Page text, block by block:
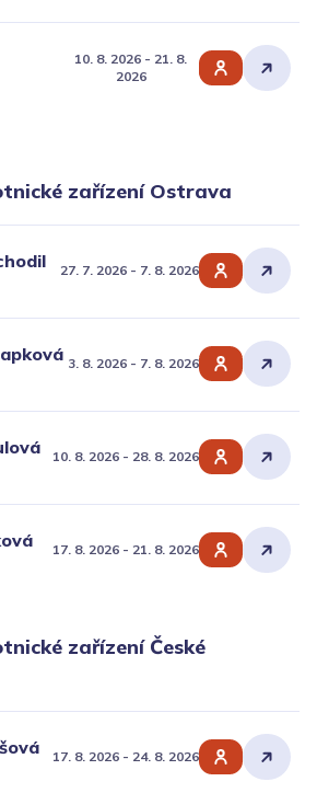
10. 8. 2026 - 21. 8.
2026
zařízení Ostrava
27. 7. 2026 - 7. 8. 2026
3. 8. 2026 - 7. 8. 2026
10. 8. 2026 - 28. 8. 2026
17. 8. 2026 - 21. 8. 2026
zařízení České
17. 8. 2026 - 24. 8. 2026